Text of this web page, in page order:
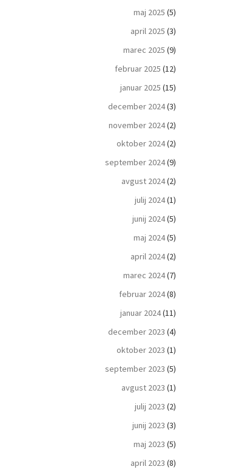
maj 2025 (5)
april 2025 (3)
marec 2025 (9)
februar 2025 (12)
januar 2025 (15)
december 2024(3)
november 2024(2)
oktober 2024(2)
september 2024(9)
avgust 2024(2)
julij 2024(1)
junij 2024(5)
maj 2024(5)
april 2024(2)
marec 2024(7)
februar 2024(8)
januar 2024(11)
december 2023 (4)
oktober 2023 (1)
september 2023 (5)
avgust 2023 (1)
julij 2023 (2)
junij 2023 (3)
maj 2023 (5)
april 2023 (8)